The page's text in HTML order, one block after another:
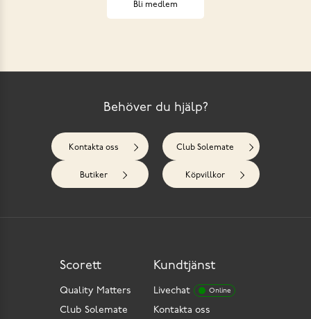
Bli medlem
Behöver du hjälp?
Kontakta oss Club Solemate
Butiker Köpvillkor
Kundtjänst
Livechat Online
Kontakta oss
Scorett
Quality Matters
Club Solemate